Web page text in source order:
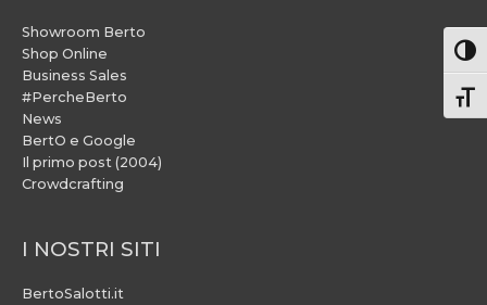
Showroom Berto
Shop Online
Business Sales
#PercheBerto
News
BertO e Google
Il primo post (2004)
Crowdcrafting
I NOSTRI SITI
BertoSalotti.it